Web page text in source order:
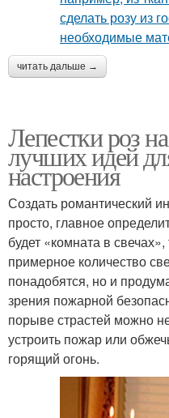
читать дальше →
Лепестки роз
лучших идей
настроения
Создать романтический
просто, главное
будет «комната в
примерное количество
понадобятся, но и
зрения пожарной
порыве страстей можно
устроить пожар или
горящий огонь.